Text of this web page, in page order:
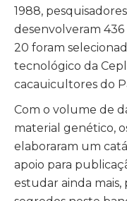
1988,
desenvolveram
20 foram
tecnológico da
cacauicultores do
Com o volume de
material genético,
elaboraram um
apoio para
estudar ainda